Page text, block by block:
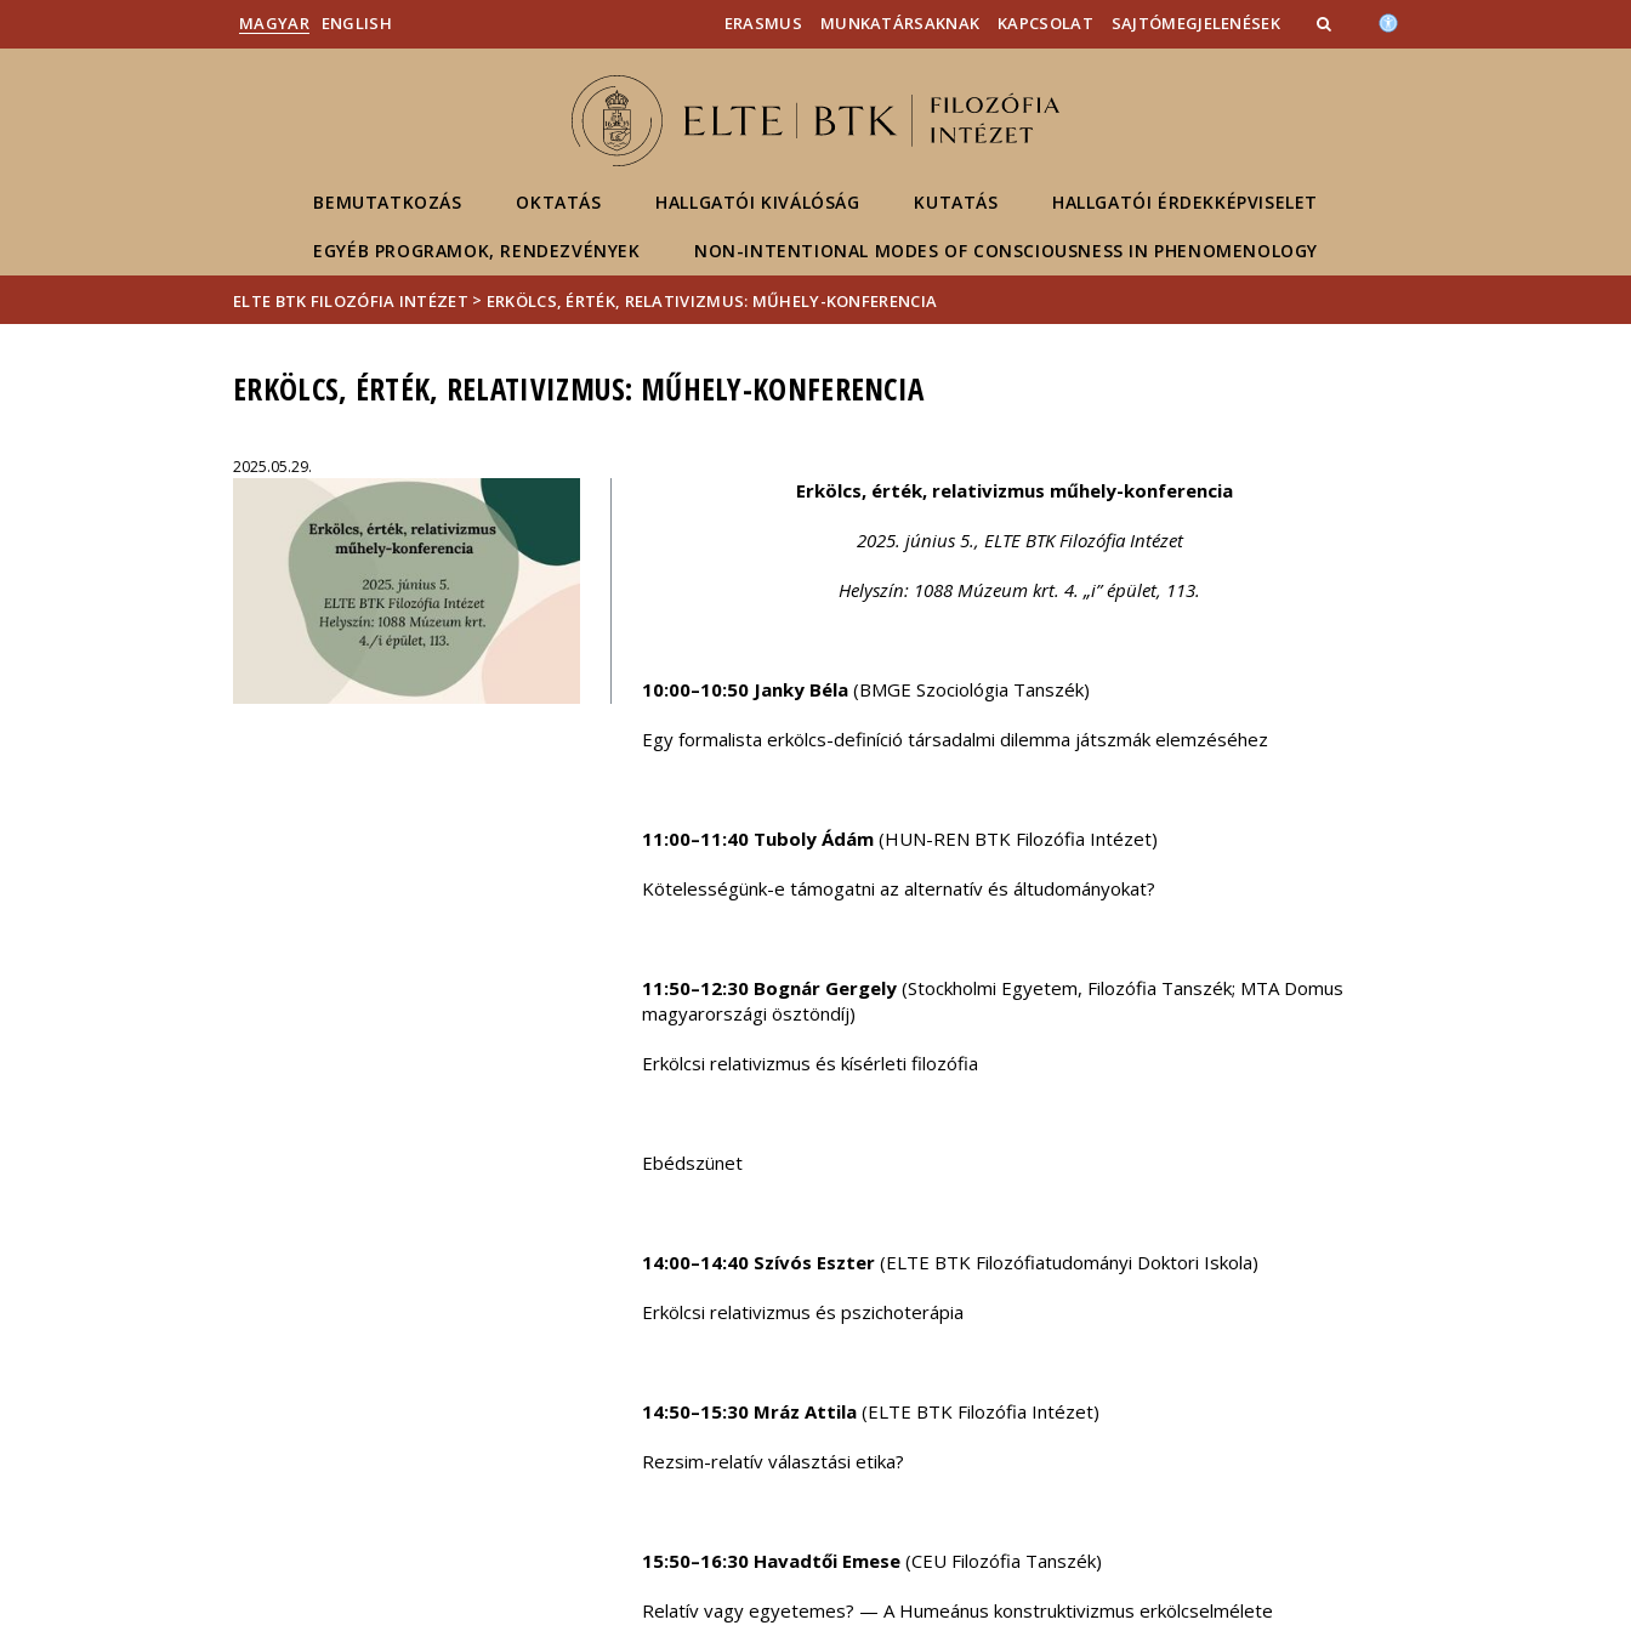
Hírek
Események
ELTE a
MAGYAR ENGLISH ERASMUS MUNKATÁRSAKNAK KAPCSOLAT SAJTÓMEGJELENÉSEK
BEMUTATKOZÁS OKTATÁS HALLGATÓI KIVÁLÓSÁG KUTATÁS HALLGATÓI ÉRDEKKÉPVISELET
EGYÉB PROGRAMOK, RENDEZVÉNYEK NON-INTENTIONAL MODES OF CONSCIOUSNESS IN PHENOMENOLOGY
ELTE BTK FILOZÓFIA INTÉZET > ERKÖLCS, ÉRTÉK, RELATIVIZMUS: MŰHELY-KONFERENCIA
ERKÖLCS, ÉRTÉK, RELATIVIZMUS: MŰHELY-KONFERENCIA
2025.05.29.
Erkölcs, érték, relativizmus műhely-konferencia
2025. június 5., ELTE BTK Filozófia Intézet
Helyszín: 1088 Múzeum krt. 4. „i” épület, 113.
10:00–10:50 Janky Béla(BMGE Szociológia Tanszék)
Egy formalista erkölcs-definíció társadalmi dilemma játszmák elemzéséhez
11:00–11:40 Tuboly Ádám(HUN-REN BTK Filozófia Intézet)
Kötelességünk-e támogatni az alternatív és áltudományokat?
11:50–12:30 Bognár Gergely(Stockholmi Egyetem, Filozófia Tanszék; MTA Domus
magyarországi ösztöndíj)
Erkölcsi relativizmus és kísérleti filozófia
Ebédszünet
14:00–14:40 Szívós Eszter(ELTE BTK Filozófiatudományi Doktori Iskola)
Erkölcsi relativizmus és pszichoterápia
14:50–15:30 Mráz Attila(ELTE BTK Filozófia Intézet)
Rezsim-relatív választási etika?
15:50–16:30 Havadtői Emese (CEU Filozófia Tanszék)
Relatív vagy egyetemes? — A Humeánus konstruktivizmus erkölcselmélete